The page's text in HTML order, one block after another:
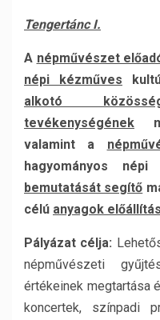
Tengertánc I.
A népművészet
népi kézműves
alkotó
tevékenységének
valamint a
hagyományos
bemutatását segítő
célú anyagok
Pályázat célja:
népművészeti
értékeinek megtartása
koncertek, színpadi